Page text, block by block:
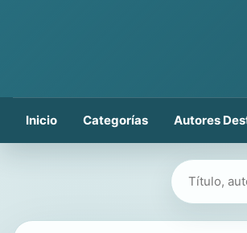
Inicio Categorías Autores
Buscar libros